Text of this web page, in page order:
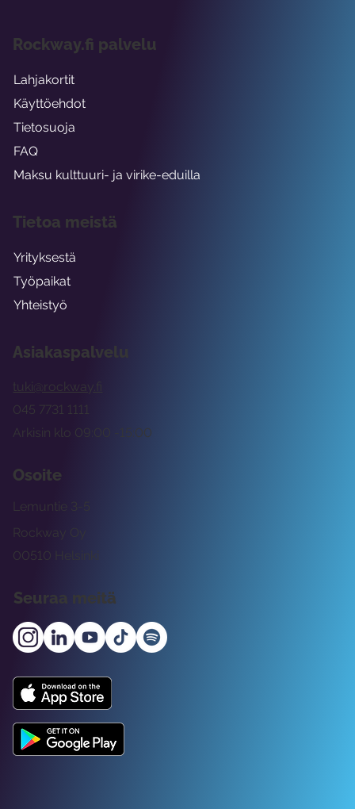
Asiakaspalvelu
tuki@rockway.fi
Arkisin klo 09:00 -15:00
045 7731 1111
Osoite
Rockway Oy
Lemuntie 3-5
00510 Helsinki
Seuraa meitä
Rockway.fi palvelu
Lahjakortit
Käyttöehdot
Tietosuoja
FAQ
Maksu kulttuuri- ja virike-eduilla
Tietoa meistä
Yrityksestä
Työpaikat
Yhteistyö